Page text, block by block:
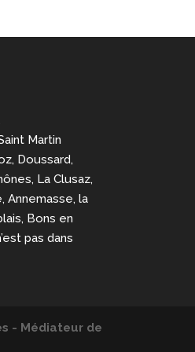
Martin
Doussard,
La Clusaz,
Annemasse, la
Bons en
pas dans
- Médiateur de